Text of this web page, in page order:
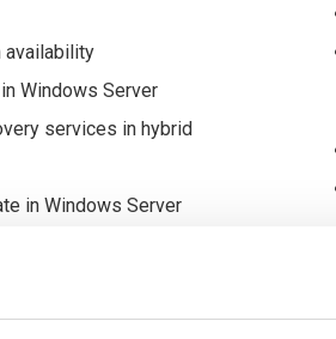
availability
Windows Server
services in hybrid
in Windows Server